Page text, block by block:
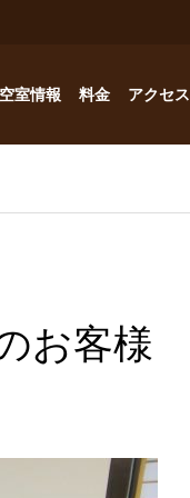
室情報 料金 アクセス
お客様